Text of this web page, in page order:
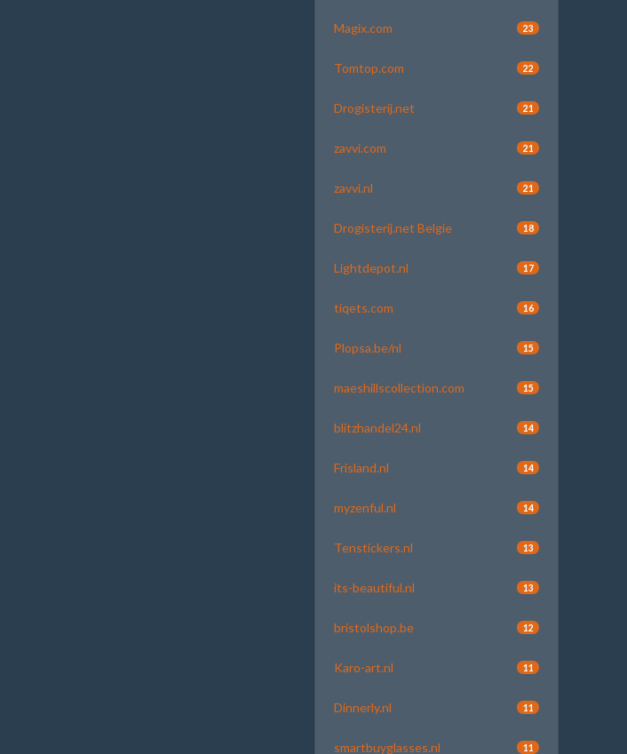
Magix.com 23
Tomtop.com 22
Drogisterij.net 21
zavvi.com 21
zavvi.nl 21
Drogisterij.net Belgie 18
Lightdepot.nl 17
tiqets.com 16
Plopsa.be/nl 15
maeshillscollection.com 15
blitzhandel24.nl 14
Frisland.nl 14
myzenful.nl 14
Tenstickers.nl 13
its-beautiful.nl 13
bristolshop.be 12
Karo-art.nl 11
Dinnerly.nl 11
smartbuyglasses.nl 11